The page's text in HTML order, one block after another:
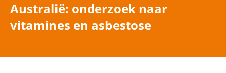
Bent u arts?
Asbest en Gezondheid
Laatste nieuws
Australië: onderzoek naar
vitamines en asbestose